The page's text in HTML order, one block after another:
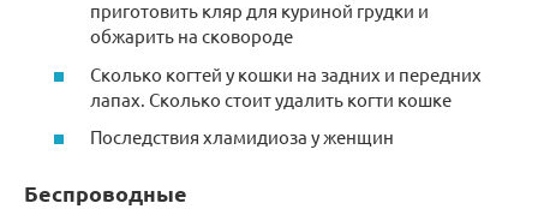
приготовить кляр для куриной грудки и
обжарить на сковороде
Сколько когтей у кошки на задних и передних
лапах. Сколько стоит удалить когти кошке
Последствия хламидиоза у женщин
Беспроводные